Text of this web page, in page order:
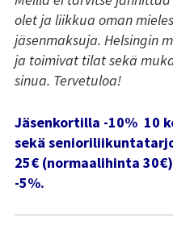
Stadin Slangi tv
Lafka
olet ja liikkua oman
jäsenmaksuja. Helsingin
ja toimivat tilat sekä
sinua. Tervetuloa!
Jäsenkortilla -10% 10
sekä
25€ (normaalihinta
-5%.